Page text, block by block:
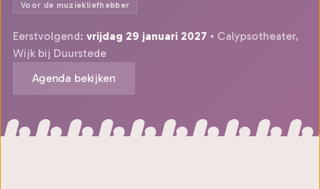
Voor de muziekliefhebber
Eerstvolgend: vrijdag 29 januari 2027 • Calypsotheater,
Wijk bij Duurstede
Agenda bekijken